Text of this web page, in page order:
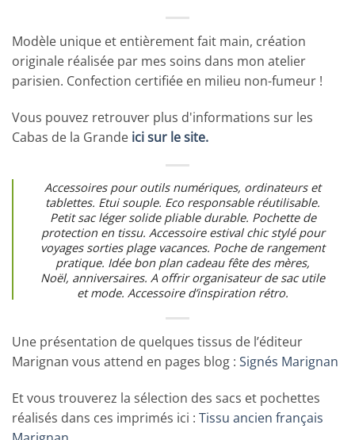
Modèle unique et entièrement fait main, création
originale réalisée par mes soins dans mon atelier
parisien. Confection certifiée en milieu non-fumeur !
Vous pouvez retrouver plus d'informations sur les
Cabas de la Grande ici sur le site.
Accessoires pour outils numériques, ordinateurs et
tablettes. Etui souple. Eco responsable réutilisable.
Petit sac léger solide pliable durable. Pochette de
protection en tissu. Accessoire estival chic stylé pour
voyages sorties plage vacances. Poche de rangement
pratique. Idée bon plan cadeau fête des mères,
Noël, anniversaires. A offrir organisateur de sac utile
et mode. Accessoire d’inspiration rétro.
Une présentation de quelques tissus de l’éditeur
Marignan vous attend en pages blog : Signés Marignan
Et vous trouverez la sélection des sacs et pochettes
réalisés dans ces imprimés ici : Tissu ancien français